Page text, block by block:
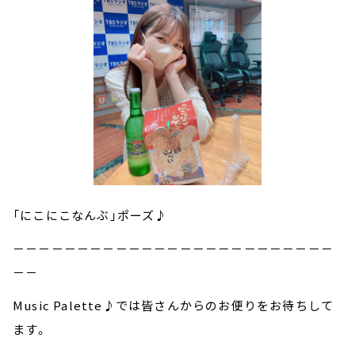
「にこにこなんぶ」ポーズ♪
－－－－－－－－－－－－－－－－－－－－－－－－－
－－
Music Palette♪では皆さんからのお便りをお待ちして
ます。